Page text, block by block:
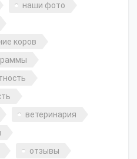
наши фото
коров
ветеринария
отзывы